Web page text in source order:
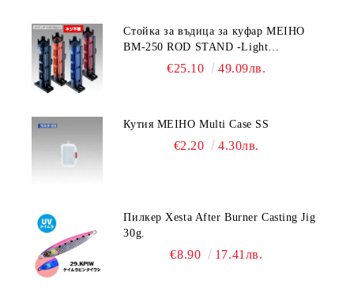
Стойка за въдица за куфар MEIHO
BM-250 ROD STAND -Light
Blue/Black color
€25.10 49.09лв.
Кутия MEIHO Multi Case SS
€2.20 4.30лв.
Пилкер Xesta After Burner Casting Jig
30g.
€8.90 17.41лв.